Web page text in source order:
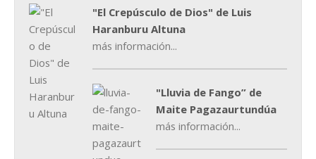
"El Crepúsculo de Dios" de Luis
Haranburu Altuna
más información...
"Lluvia de Fango” de
Maite Pagazaurtundúa
más información...